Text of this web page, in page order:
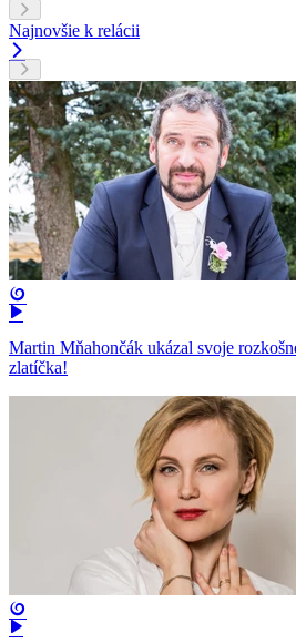
Najnovšie k relácii
Martin Mňahončák ukázal svoje
zlatíčka!